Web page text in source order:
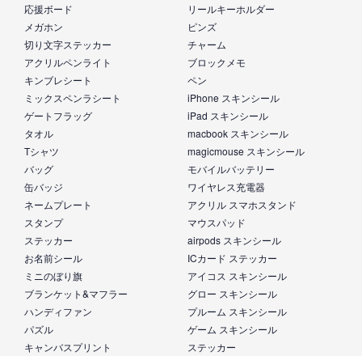
応援ボード
メガホン
切り文字ステッカー
アクリルペンライト
キンブレシート
ミックスペンラシート
ゲートフラッグ
タオル
Tシャツ
バッグ
缶バッジ
ネームプレート
スタンプ
ステッカー
お名前シール
ミニのぼり旗
ブランケット&マフラー
ハンディファン
パズル
キャンバスプリント
リールキーホルダー
ピンズ
チャーム
ブロックメモ
ペン
iPhone スキンシール
iPad スキンシール
macbook スキンシール
magicmouse スキンシール
モバイルバッテリー
ワイヤレス充電器
アクリル スマホスタンド
マウスパッド
airpods スキンシール
ICカード ステッカー
アイコス スキンシール
グロー スキンシール
プルーム スキンシール
ゲーム スキンシール
ステッカー